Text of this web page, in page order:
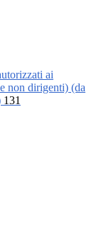
ai
non dirigenti) (da
131